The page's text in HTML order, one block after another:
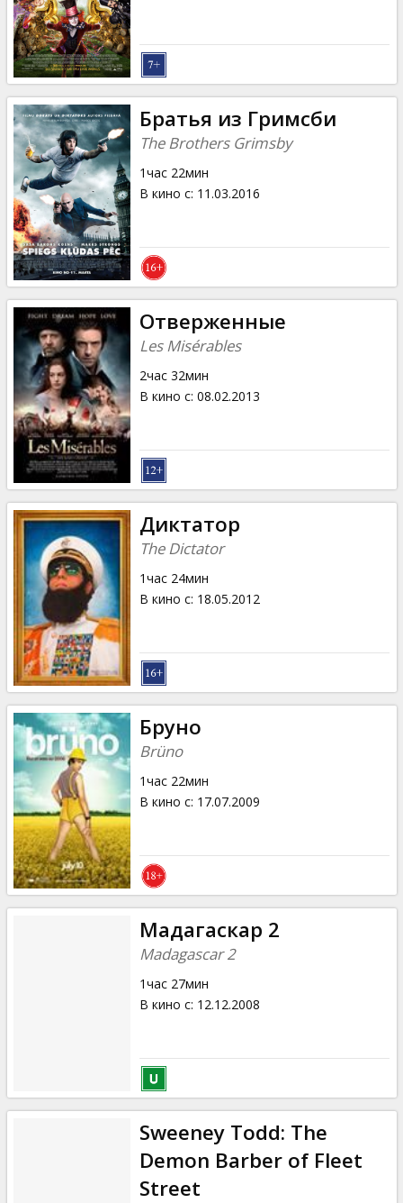
Братья из Гримсби
The Brothers Grimsby
1час 22мин
В кино с: 11.03.2016
Отверженные
Les Misérables
2час 32мин
В кино с: 08.02.2013
Диктатор
The Dictator
1час 24мин
В кино с: 18.05.2012
Бруно
Brüno
1час 22мин
В кино с: 17.07.2009
Мадагаскар 2
Madagascar 2
1час 27мин
В кино с: 12.12.2008
Sweeney Todd: The
Demon Barber of Fleet
Street